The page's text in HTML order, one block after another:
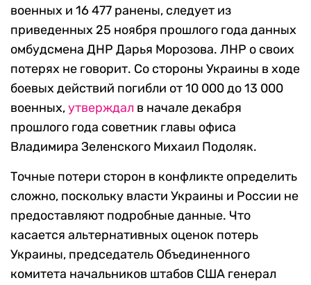
военных и 16 477 ранены, следует из
приведенных 25 ноября прошлого года данных
омбудсмена ДНР Дарья Морозова. ЛНР о своих
потерях не говорит. Со стороны Украины в ходе
боевых действий погибли от 10 000 до 13 000
военных,утверждал в начале декабря
прошлого года советник главы офиса
Владимира Зеленского Михаил Подоляк.
Точные потери сторон в конфликте определить
сложно, поскольку власти Украины и России не
предоставляют подробные данные. Что
касается альтернативных оценок потерь
Украины, председатель Объединенного
комитета начальников штабов США генерал